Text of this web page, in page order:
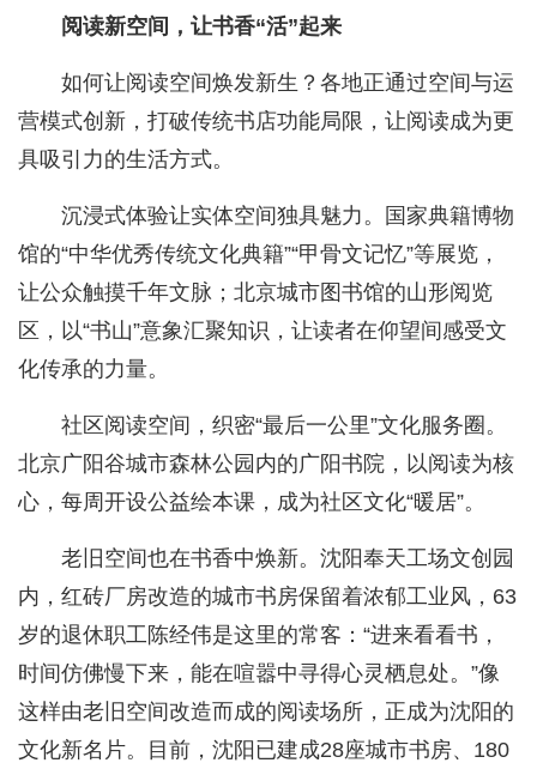
阅读新空间，让书香“活”起来
如何让阅读空间焕发新生？各地正通过空间与运
营模式创新，打破传统书店功能局限，让阅读成为更
具吸引力的生活方式。
沉浸式体验让实体空间独具魅力。国家典籍博物
馆的“中华优秀传统文化典籍”“甲骨文记忆”等展览，
让公众触摸千年文脉；北京城市图书馆的山形阅览
区，以“书山”意象汇聚知识，让读者在仰望间感受文
化传承的力量。
社区阅读空间，织密“最后一公里”文化服务圈。
北京广阳谷城市森林公园内的广阳书院，以阅读为核
心，每周开设公益绘本课，成为社区文化“暖居”。
老旧空间也在书香中焕新。沈阳奉天工场文创园
内，红砖厂房改造的城市书房保留着浓郁工业风，63
岁的退休职工陈经伟是这里的常客：“进来看看书，
时间仿佛慢下来，能在喧嚣中寻得心灵栖息处。”像
这样由老旧空间改造而成的阅读场所，正成为沈阳的
文化新名片。目前，沈阳已建成28座城市书房、180